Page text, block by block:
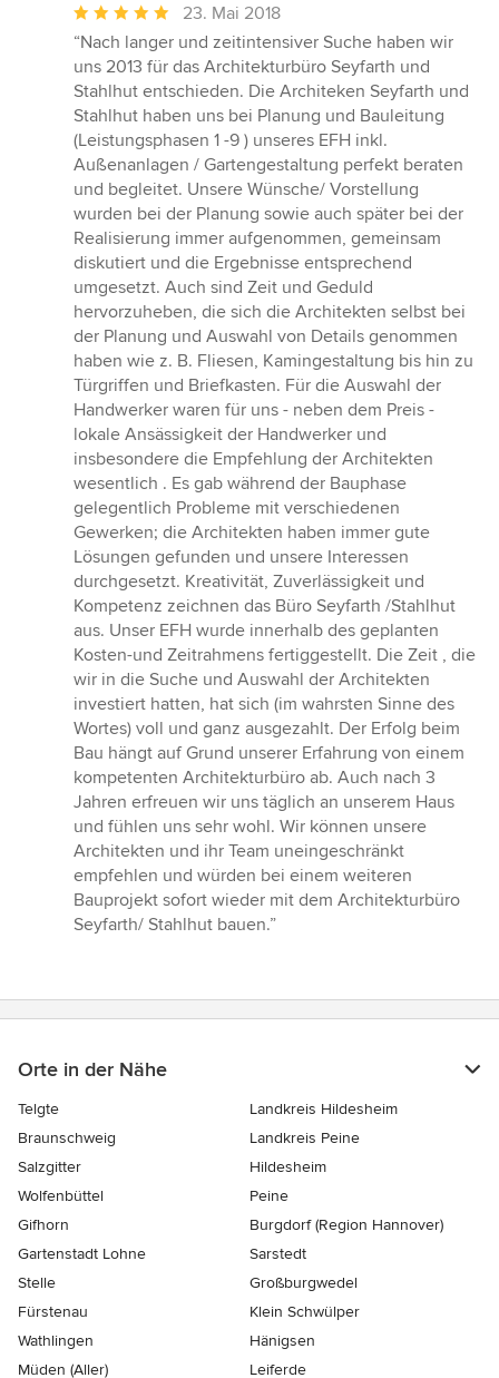
Durchschnittliche
Bewertung:
5
von
5
Sternen
23. Mai 2018
“Nach langer und zeitintensiver Suche haben wir
uns 2013 für das Architekturbüro Seyfarth und
Stahlhut entschieden. Die Architeken Seyfarth und
Stahlhut haben uns bei Planung und Bauleitung
(Leistungsphasen 1 -9 ) unseres EFH inkl.
Außenanlagen / Gartengestaltung perfekt beraten
und begleitet. Unsere Wünsche/ Vorstellung
wurden bei der Planung sowie auch später bei der
Realisierung immer aufgenommen, gemeinsam
diskutiert und die Ergebnisse entsprechend
umgesetzt. Auch sind Zeit und Geduld
hervorzuheben, die sich die Architekten selbst bei
der Planung und Auswahl von Details genommen
haben wie z. B. Fliesen, Kamingestaltung bis hin zu
Türgriffen und Briefkasten. Für die Auswahl der
Handwerker waren für uns - neben dem Preis -
lokale Ansässigkeit der Handwerker und
insbesondere die Empfehlung der Architekten
wesentlich . Es gab während der Bauphase
gelegentlich Probleme mit verschiedenen
Gewerken; die Architekten haben immer gute
Lösungen gefunden und unsere Interessen
durchgesetzt. Kreativität, Zuverlässigkeit und
Kompetenz zeichnen das Büro Seyfarth /Stahlhut
aus. Unser EFH wurde innerhalb des geplanten
Kosten-und Zeitrahmens fertiggestellt. Die Zeit , die
wir in die Suche und Auswahl der Architekten
investiert hatten, hat sich (im wahrsten Sinne des
Wortes) voll und ganz ausgezahlt. Der Erfolg beim
Bau hängt auf Grund unserer Erfahrung von einem
kompetenten Architekturbüro ab. Auch nach 3
Jahren erfreuen wir uns täglich an unserem Haus
und fühlen uns sehr wohl. Wir können unsere
Architekten und ihr Team uneingeschränkt
empfehlen und würden bei einem weiteren
Bauprojekt sofort wieder mit dem Architekturbüro
Seyfarth/ Stahlhut bauen.”
Orte in der Nähe
Telgte
Landkreis Hildesheim
Braunschweig
Landkreis Peine
Salzgitter
Hildesheim
Wolfenbüttel
Peine
Gifhorn
Burgdorf (Region Hannover)
Gartenstadt Lohne
Sarstedt
Stelle
Großburgwedel
Fürstenau
Klein Schwülper
Wathlingen
Hänigsen
Müden (Aller)
Leiferde